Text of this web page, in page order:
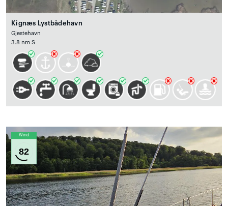
Kignæs Lystbådehavn
Gjestehavn
3.8 nm S
Wind
82